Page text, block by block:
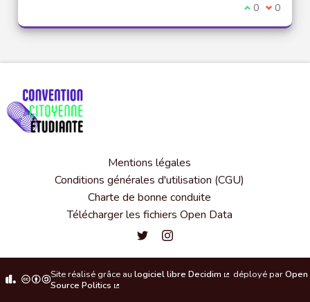
Je suis
0 Je ne
0
Mentions légales
Conditions générales d'utilisation (CGU)
Charte de bonne conduite
Télécharger les fichiers Open Data
Convention citoyenne étudiante
Convention citoyenne
Site réalisé grâce au logiciel libre Decidim
(Lien externe)
déployé parOpen
Source Politics